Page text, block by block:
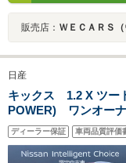
販売店： ＷＥＣＡＲＳ
日産
キックス 1.2 X ツー
POWER) ワンオー
ETC20 前後ドラレ
ューモニター 前席
ルームミラー SOSコ
ディーラー保証 車両品質評価